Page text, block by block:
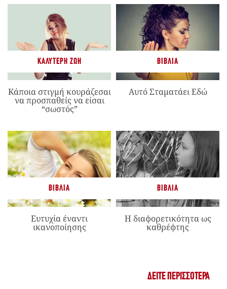
ΚΑΛΎΤΕΡΗ ΖΩΉ
Κάποια στιγμή κουράζεσαι
να προσπαθείς να είσαι
“σωστός”
ΒΙΒΛΊΑ
Αυτό Σταματάει Εδώ
ΒΙΒΛΊΑ
Ευτυχία έναντι
ικανοποίησης
ΒΙΒΛΊΑ
Η διαφορετικότητα ως
καθρέφτης
ΔΕΊΤΕ ΠΕΡΙΣΣΌΤΕΡΑ